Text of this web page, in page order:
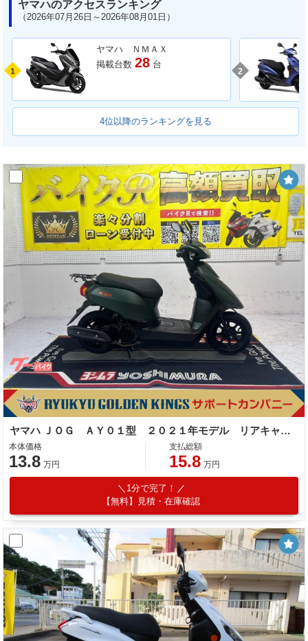
ヤマハのアクセスランキング
（2026年07月26日～2026年08月01日）
1
ヤマハ ＮＭＡＸ
掲載台数 28 台
2
4位以降のランキングを見る
ヤマハ ＪＯＧ ＡＹ０１型 ２０２１年モデル リアキャリア センタースタンド ノーマル車
本体価格
13.8 万円
支払総額
15.8 万円
1分で完了！
【無料】見積・在庫確認